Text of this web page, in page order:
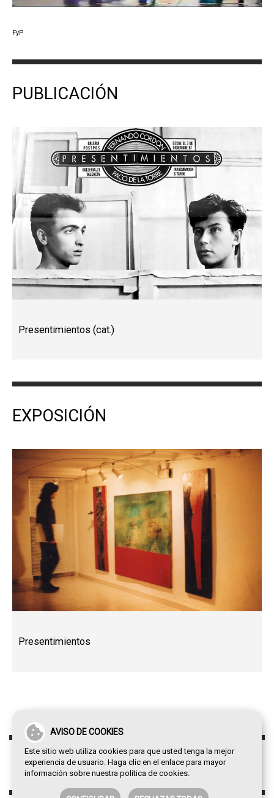
AVISO DE COOKIES
Este sitio web utiliza cookies para que usted tenga la mejor
experiencia de usuario. Haga clic en el enlace para mayor
información sobre nuestra política de cookies.
FyP
PUBLICACIÓN
Presentimientos (cat.)
EXPOSICIÓN
Presentimientos